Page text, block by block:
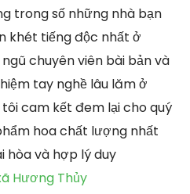
trong số những nhà bạn
khét tiếng độc nhất ở
chuyên viên bài bản và
tay nghề lâu lăm ở
cam kết đem lại cho quý
hoa chất lượng nhất
hòa và hợp lý duy
Hương Thủy